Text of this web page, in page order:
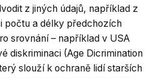
z jiných údajů, například z
počtu a délky předchozích
srovnání – například v USA
diskriminaci (Age Dicrimination
slouží k ochraně lidí starších